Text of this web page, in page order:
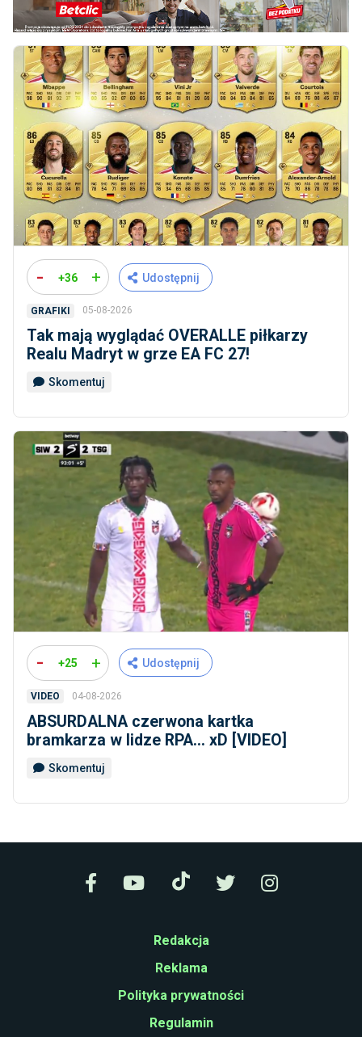
- +36 + Udostępnij
GRAFIKI 05-08-2026
Tak mają wyglądać OVERALLE piłkarzy
Realu Madryt w grze EA FC 27!
Skomentuj
- +25 + Udostępnij
VIDEO 04-08-2026
ABSURDALNA czerwona kartka
bramkarza w lidze RPA... xD [VIDEO]
Skomentuj
Redakcja
Reklama
Polityka prywatności
Regulamin